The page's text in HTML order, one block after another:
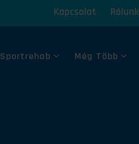
Kapcsolat Rólunk
Sportrehab Még Több